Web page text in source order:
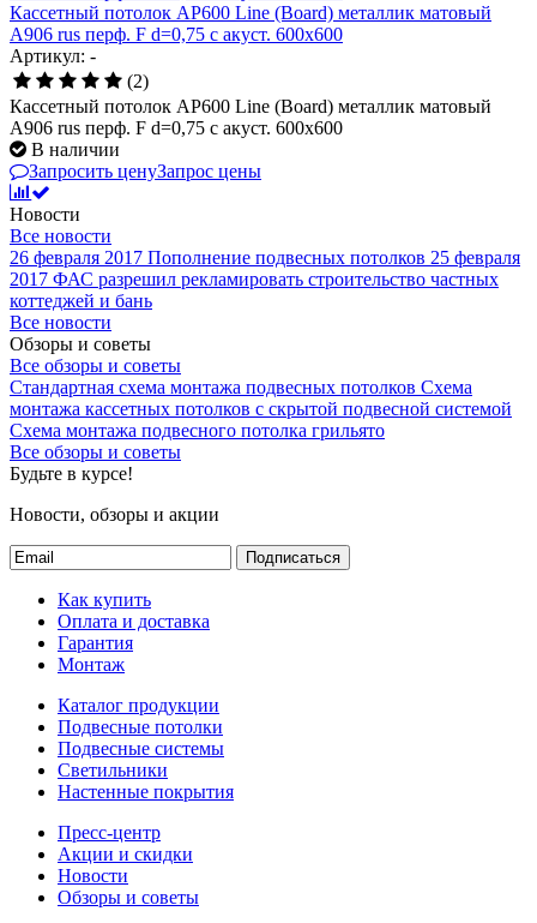
Кассетный потолок AP600 Line (Board) металлик матовый
А906 rus перф. F d=0,75 с акуст. 600x600
Артикул: -
(2)
Кассетный потолок AP600 Line (Board) металлик матовый
А906 rus перф. F d=0,75 с акуст. 600x600
В наличии
Запросить ценуЗапрос цены
Новости
Все новости
26 февраля 2017 Пополнение подвесных потолков 25 февраля
2017 ФАС разрешил рекламировать строительство частных
коттеджей и бань
Все новости
Обзоры и советы
Все обзоры и советы
Стандартная схема монтажа подвесных потолков Схема
монтажа кассетных потолков с скрытой подвесной системой
Схема монтажа подвесного потолка грильято
Все обзоры и советы
Будьте в курсе!
Новости, обзоры и акции
Подписаться
Как купить
Оплата и доставка
Гарантия
Монтаж
Каталог продукции
Подвесные потолки
Подвесные системы
Светильники
Настенные покрытия
Пресс-центр
Акции и скидки
Новости
Обзоры и советы